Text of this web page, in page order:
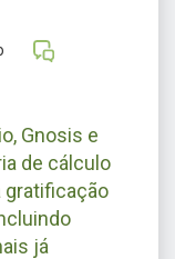
Gnosis e
de cálculo
gratificação
já